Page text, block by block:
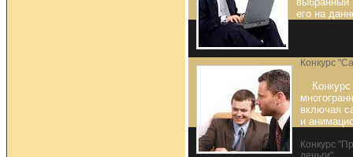
его на
Конкурс
включая
и
Конкурс